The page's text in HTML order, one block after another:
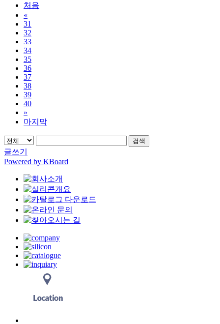
처음
«
31
32
33
34
35
36
37
38
39
40
»
마지막
검색
글쓰기
Powered by KBoard